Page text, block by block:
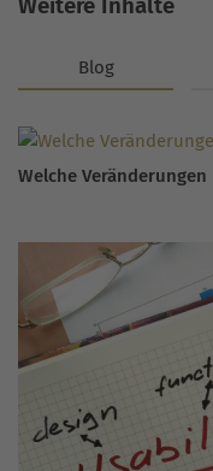
Weitere Inhalte
Blog
Welche